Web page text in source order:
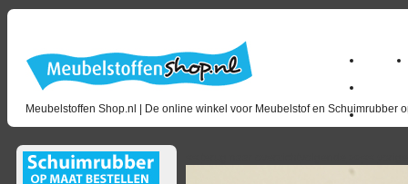
Meubelstoffen Shop.nl | De online winkel voor Meubelstof en Schuimrubber
Home